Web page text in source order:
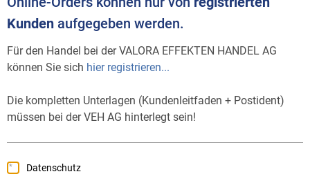
Kunden aufgegeben werden.
Für den Handel bei der VALORA EFFEKTEN HANDEL AG
können Sie sich hier registrieren...
Die kompletten Unterlagen (Kundenleitfaden + Postident)
müssen bei der VEH AG hinterlegt sein!
Datenschutz